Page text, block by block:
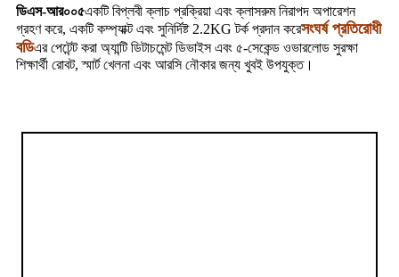
ডিএস-আর০০৫একটি বিপ্লবী ক্লাচ প্রক্রিয়া এবং ক্লাসরুম নিরাপদ অপারেশন
গ্রহণ করে, একটি কম্প্যাক্ট এবং সুনির্দিষ্ট 2.2KG টর্ক প্রদান করেসংঘর্ষ প্রতিরোধী
বডিএর পেটেন্ট করা অ্যান্টি ডিটাচমেন্ট ডিভাইস এবং ৫-সেকেন্ড ওভারলোড সুরক্ষা
শিক্ষার্থী রোবট, স্মার্ট খেলনা এবং আরসি নৌকার জন্য খুবই উপযুক্ত।